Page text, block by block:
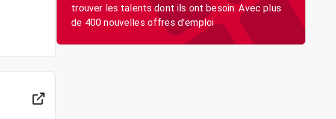
trouver les talents dont ils ont besoin. Avec plus
de 400 nouvelles offres d’emploi